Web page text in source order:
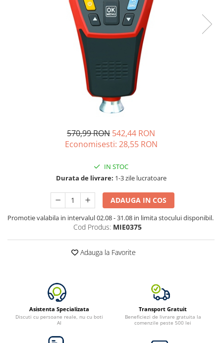
Acumulatori de stocare
Componente sisteme de balcon
570,99 RON 542,44 RON
Economisesti: 28,55 RON
IN STOC
Durata de livrare: 1-3 zile lucratoare
ADAUGA IN COS
Promotie valabila in intervalul 02.08 - 31.08 in limita stocului disponibil.
Cod Produs: MIE0375
Adauga la Favorite
Asistenta Specializata
Discuti cu persoane reale, nu cu boti
AI
Transport Gratuit
Beneficiezi de livrare gratuita la
comenzile peste 500 lei